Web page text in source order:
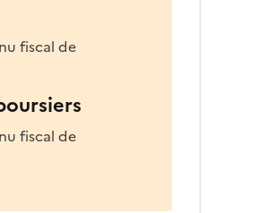
fiscal de
fiscal de